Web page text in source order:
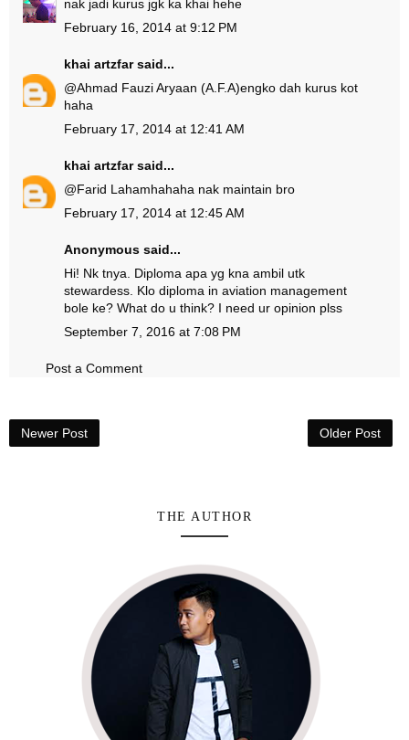
nak jadi kurus jgk ka khai hehe
February 16, 2014 at 9:12 PM
khai artzfarsaid...
@Ahmad Fauzi Aryaan (A.F.A)engko dah kurus kot
haha
February 17, 2014 at 12:41 AM
khai artzfarsaid...
@Farid Lahamhahaha nak maintain bro
February 17, 2014 at 12:45 AM
Anonymous said...
Hi! Nk tnya. Diploma apa yg kna ambil utk
stewardess. Klo diploma in aviation management
bole ke? What do u think? I need ur opinion plss
September 7, 2016 at 7:08 PM
Post a Comment
Newer Post Older Post
THE AUTHOR